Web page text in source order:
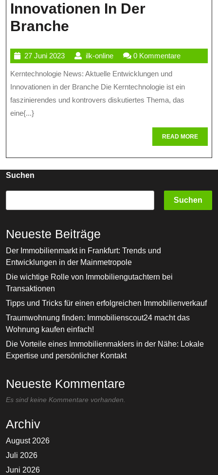
Innovationen In Der
Branche
News:
Entwicklungen
Und
Branche
27 Juni 202327
Juni
2023
ilk-onlineilk-
online
0 Kommentare
Kerntechnologie News: Aktuelle Entwicklungen und
Innovationen in der Branche Die Kerntechnologie ist ein
faszinierendes und kontrovers diskutiertes Thema, das
eine{...}
READ MOREREAD
MORE
Suchen
Suchen
Neueste Beiträge
Der Immobilienmarkt in Frankfurt: Trends und
Entwicklungen in der Mainmetropole
Die wichtige Rolle von Immobiliengutachtern bei
Transaktionen
Tipps und Tricks für einen erfolgreichen Immobilienverkauf
Traumwohnung finden: Immobilienscout24 macht das
Wohnung kaufen einfach!
Die Vorteile eines Immobilienmaklers in der Nähe: Lokale
Expertise und persönlicher Kontakt
Neueste Kommentare
Es sind keine Kommentare vorhanden.
Archiv
August 2026
Juli 2026
Juni 2026